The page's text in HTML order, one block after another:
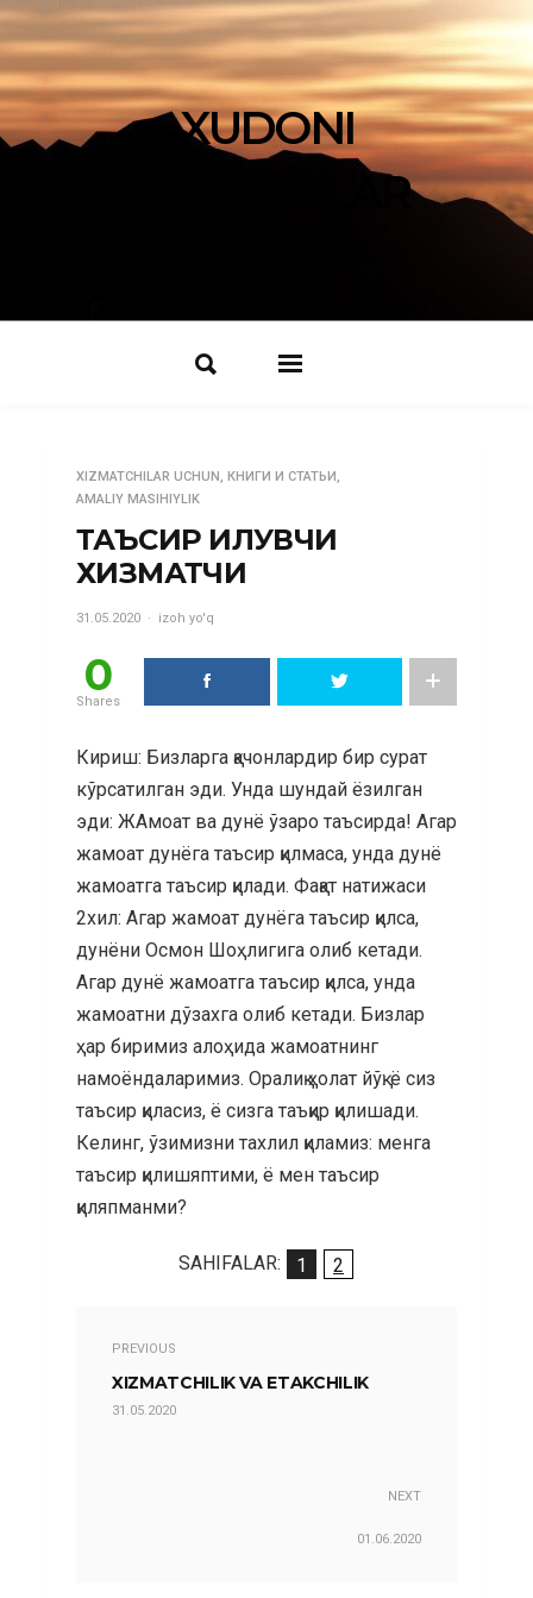
XUDONI
IZLOVCHILAR
XIZMATCHILAR UCHUN, КНИГИ И СТАТЬИ,
AMALIY MASIHIYLIK
ТАЪСИР ҚИЛУВЧИ
ХИЗМАТЧИ
31.05.2020 izoh yo'q
0
Shares
Кириш: Бизларга қачонлардир бир сурат
кўрсатилган эди. Унда шундай ёзилган
эди: ЖАмоат ва дунё ўзаро таъсирда! Агар
жамоат дунёга таъсир қилмаса, унда дунё
жамоатга таъсир қилади. Фақат натижаси
2хил: Агар жамоат дунёга таъсир қилса,
дунёни Осмон Шоҳлигига олиб кетади.
Агар дунё жамоатга таъсир қилса, унда
жамоатни дўзахга олиб кетади. Бизлар
ҳар биримиз алоҳида жамоатнинг
намоёндаларимиз. Оралиқ ҳолат йўқ: ё сиз
таъсир қиласиз, ё сизга таъқир қилишади.
Келинг, ўзимизни тахлил қиламиз: менга
таъсир қилишяптими, ё мен таъсир
қиляпманми?
SAHIFALAR: 1 2
PREVIOUS
XIZMATCHILIK VA ETAKCHILIK
31.05.2020
NEXT
01.06.2020